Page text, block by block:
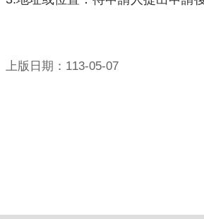
上版日期：113-05-07